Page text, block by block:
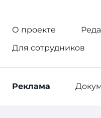
О проекте
Для сотрудников
Реклама